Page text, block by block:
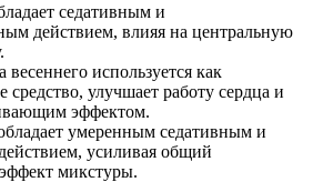
седативным и
действием, влияя на центральную
весеннего используется как
средство, улучшает работу сердца и
эффектом.
умеренным седативным и
усиливая общий
микстуры.